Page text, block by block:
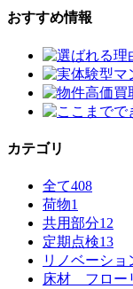
おすすめ情報
カテゴリ
全て408
荷物1
共用部分12
定期点検13
リノベーショ
床材 フロー